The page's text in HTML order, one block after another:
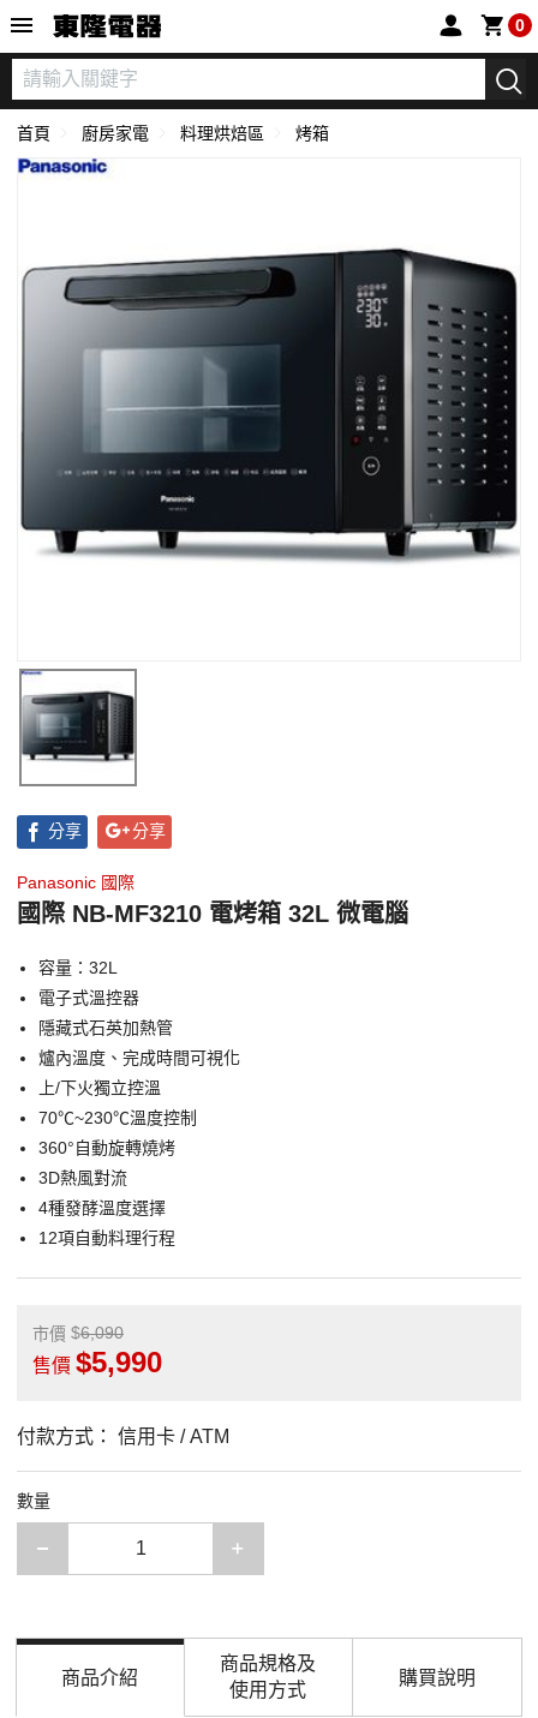
0
首頁 廚房家電 料理烘焙區 烤箱
分享 分享
Panasonic 國際
國際 NB-MF3210 電烤箱 32L 微電腦
容量：32L
電子式溫控器
隱藏式石英加熱管
爐內溫度、完成時間可視化
上/下火獨立控溫
70℃~230℃溫度控制
360°自動旋轉燒烤
3D熱風對流
4種發酵溫度選擇
12項自動料理行程
市價 6,090
售價 5,990
付款方式： 信用卡 / ATM
數量
減少一項
商品介紹
商品規格及
使用方式
購買說明